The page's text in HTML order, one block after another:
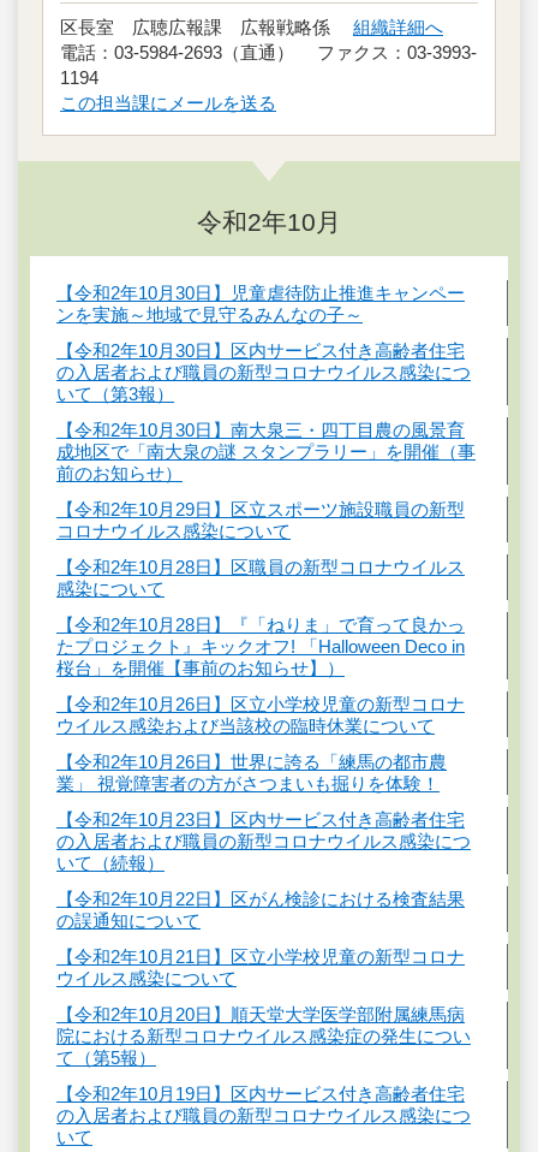
区長室 広聴広報課 広報戦略係 組織詳細へ
電話：03-5984-2693（直通） ファクス：03-3993-
1194
この担当課にメールを送る
令和2年10月
【令和2年10月30日】児童虐待防止推進キャンペー
ンを実施～地域で見守るみんなの子～
【令和2年10月30日】区内サービス付き高齢者住宅
の入居者および職員の新型コロナウイルス感染につ
いて（第3報）
【令和2年10月30日】南大泉三・四丁目農の風景育
成地区で「南大泉の謎 スタンプラリー」を開催（事
前のお知らせ）
【令和2年10月29日】区立スポーツ施設職員の新型
コロナウイルス感染について
【令和2年10月28日】区職員の新型コロナウイルス
感染について
【令和2年10月28日】『「ねりま」で育って良かっ
たプロジェクト』キックオフ! 「Halloween Deco in
桜台」を開催【事前のお知らせ】）
【令和2年10月26日】区立小学校児童の新型コロナ
ウイルス感染および当該校の臨時休業について
【令和2年10月26日】世界に誇る「練馬の都市農
業」 視覚障害者の方がさつまいも掘りを体験！
【令和2年10月23日】区内サービス付き高齢者住宅
の入居者および職員の新型コロナウイルス感染につ
いて（続報）
【令和2年10月22日】区がん検診における検査結果
の誤通知について
【令和2年10月21日】区立小学校児童の新型コロナ
ウイルス感染について
【令和2年10月20日】順天堂大学医学部附属練馬病
院における新型コロナウイルス感染症の発生につい
て（第5報）
【令和2年10月19日】区内サービス付き高齢者住宅
の入居者および職員の新型コロナウイルス感染につ
いて